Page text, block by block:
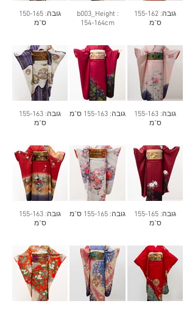
גובה: 150-165
ס"מ
b003_Height :
154-164cm
גובה: 155-162
ס"מ
גובה: 155-163
ס"מ
גובה: 155-163 ס"מ
גובה: 155-163
ס"מ
גובה: 155-163
ס"מ
גובה: 155-165 ס"מ
גובה: 155-165
ס"מ